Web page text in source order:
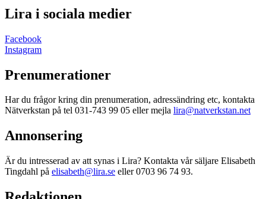
Lira i sociala medier
Facebook
Instagram
Prenumerationer
Har du frågor kring din prenumeration, adressändring etc, kontakta
Nätverkstan på tel 031-743 99 05 eller mejla lira@natverkstan.net
Annonsering
Är du intresserad av att synas i Lira? Kontakta vår säljare Elisabeth
Tingdahl på elisabeth@lira.se eller 0703 96 74 93.